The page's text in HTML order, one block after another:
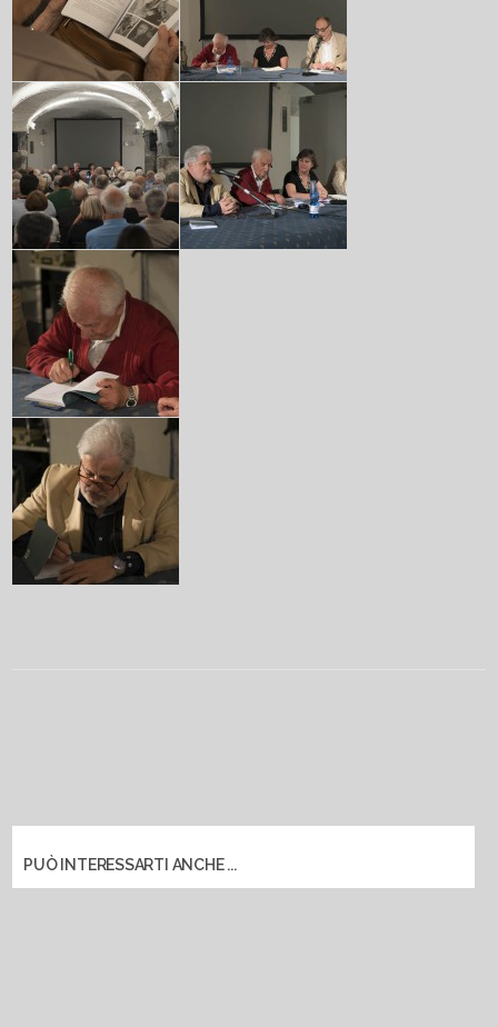
PUÒ INTERESSARTI ANCHE ...